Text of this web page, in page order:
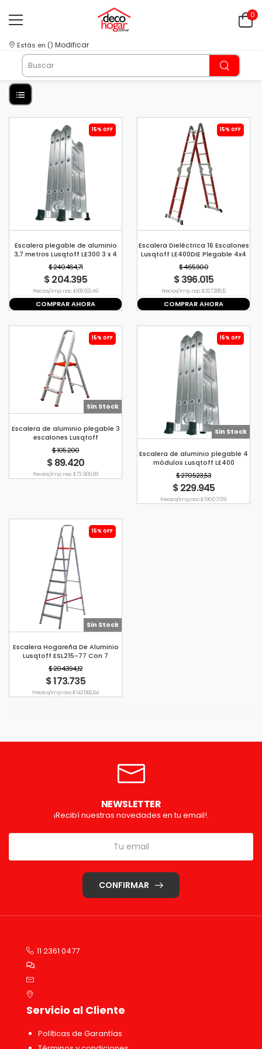
0
Estás en () Modificar
15% OFF
Escalera plegable de aluminio
3,7 metros Lusqtoff LE300 3 x 4
$ 240.464,71
$ 204.395
Precio s/imp. nac. $ 168.921,49
COMPRAR AHORA
15% OFF
Escalera Dieléctrica 16 Escalones
Lusqtoff LE400DIE Plegable 4x4
4.70m 150kg
$ 465.900
$ 396.015
Precio s/imp. nac. $ 327.285,12
COMPRAR AHORA
15% OFF
Sin Stock
Escalera de aluminio plegable 3
escalones Lusqtoff
$ 105.200
$ 89.420
Precio s/imp. nac. $ 73.900,83
15% OFF
Sin Stock
Escalera de aluminio plegable 4
módulos Lusqtoff LE400
$ 270.523,53
$ 229.945
Precio s/imp. nac. $ 190.037,19
15% OFF
Sin Stock
Escalera Hogareña De Aluminio
Lusqtoff ESL215-77 Con 7
Escalones
$ 204.394,12
$ 173.735
Precio s/imp. nac. $ 143.582,64
NEWSLETTER
¡Recibí nuestras novedades en tu email!.
CONFIRMAR
11 2361 0477
Servicio al Cliente
Políticas de Garantías